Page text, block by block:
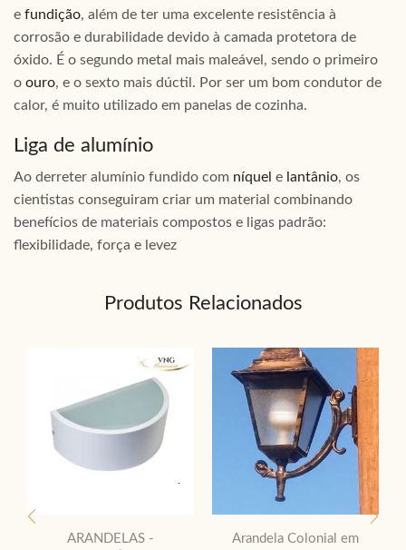
e fundição, além de ter uma excelente resistência à
corrosão e durabilidade devido à camada protetora de
óxido. É o segundo metal mais maleável, sendo o primeiro
o ouro, e o sexto mais dúctil. Por ser um bom condutor de
calor, é muito utilizado em panelas de cozinha.
Liga de alumínio
Ao derreter alumínio fundido com níquel e lantânio, os
cientistas conseguiram criar um material combinando
benefícios de materiais compostos e ligas padrão:
flexibilidade, força e levez
Produtos Relacionados
ARANDELAS -
Arandela Colonial em